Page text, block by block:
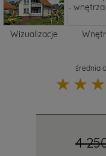
Wizualizacje
średnia
☆
☆
☆
4